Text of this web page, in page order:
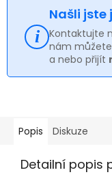
Našli jste
Kontaktujte
nám můžete
a nebo přijít
Popis Diskuze
Detailní popis